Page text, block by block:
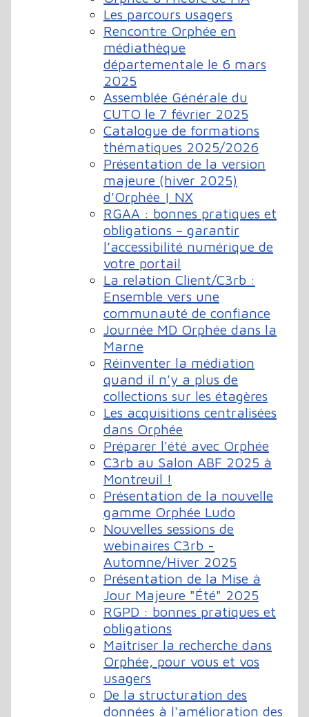
Les parcours usagers
Rencontre Orphée en
médiathèque
départementale le 6 mars
2025
Assemblée Générale du
CUTO le 7 février 2025
Catalogue de formations
thématiques 2025/2026
Présentation de la version
majeure (hiver 2025)
d'Orphée | NX
RGAA : bonnes pratiques et
obligations – garantir
l’accessibilité numérique de
votre portail
La relation Client/C3rb :
Ensemble vers une
communauté de confiance
Journée MD Orphée dans la
Marne
Réinventer la médiation
quand il n'y a plus de
collections sur les étagères
Les acquisitions centralisées
dans Orphée
Préparer l'été avec Orphée
C3rb au Salon ABF 2025 à
Montreuil !
Présentation de la nouvelle
gamme Orphée Ludo
Nouvelles sessions de
webinaires C3rb -
Automne/Hiver 2025
Présentation de la Mise à
Jour Majeure "Été" 2025
RGPD : bonnes pratiques et
obligations
Maîtriser la recherche dans
Orphée, pour vous et vos
usagers
De la structuration des
données à l'amélioration des